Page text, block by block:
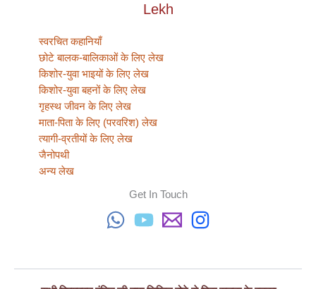
Lekh
स्वरचित कहानियाँ
छोटे बालक-बालिकाओं के लिए लेख
किशोर-युवा भाइयों के लिए लेख
किशोर-युवा बहनों के लिए लेख
गृहस्थ जीवन के लिए लेख
माता-पिता के लिए (परवरिश) लेख
त्यागी-व्रतीयों के लिए लेख
जैनोपथी
अन्य लेख
Get In Touch